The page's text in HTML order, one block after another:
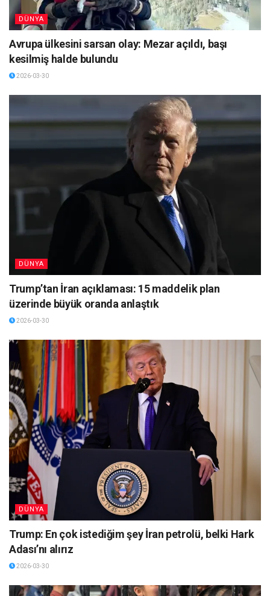
DÜNYA
Avrupa ülkesini sarsan olay: Mezar açıldı, başı
kesilmiş halde bulundu
2026-03-30
DÜNYA
Trump’tan İran açıklaması: 15 maddelik plan
üzerinde büyük oranda anlaştık
2026-03-30
DÜNYA
Trump: En çok istediğim şey İran petrolü, belki Hark
Adası’nı alırız
2026-03-30